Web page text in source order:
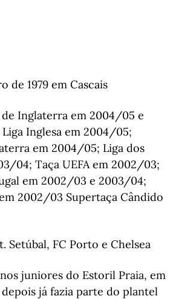
de 1979 em Cascais
Inglaterra em 2004/05 e
Inglesa em 2004/05;
em 2004/05; Liga dos
04; Taça UEFA em 2002/03;
em 2002/03 e 2003/04;
2002/03 Supertaça Cândido
Setúbal, FC Porto e Chelsea
juniores do Estoril Praia, em
depois já fazia parte do plantel